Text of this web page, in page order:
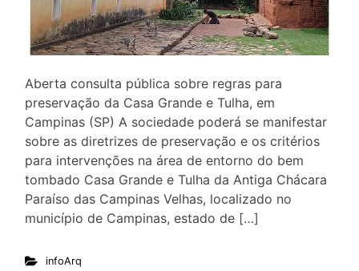
Aberta consulta pública sobre regras para
preservação da Casa Grande e Tulha, em
Campinas (SP) A sociedade poderá se manifestar
sobre as diretrizes de preservação e os critérios
para intervenções na área de entorno do bem
tombado Casa Grande e Tulha da Antiga Chácara
Paraíso das Campinas Velhas, localizado no
município de Campinas, estado de […]
infoArq